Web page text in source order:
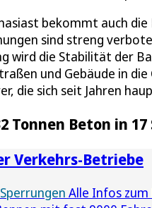
bekommt auch
sind streng
wird die Stabilität der
und Gebäude in
die sich seit Jahren
Tonnen Beton in
Verkehrs-Betriebe
Alle Infos